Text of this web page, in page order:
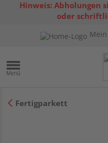
Hinweis: Abholungen
oder
Fertigparkett